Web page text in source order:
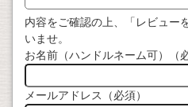
内容をご確認の上、「レビュー
いませ。
お名前（ハンドルネーム可）（必
メールアドレス（必須）